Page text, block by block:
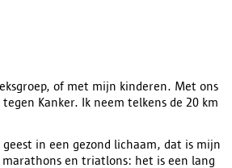
of met mijn kinderen. Met ons
Kanker. Ik neem telkens de 20 km
in een gezond lichaam, dat is mijn
en triatlons: het is een lang